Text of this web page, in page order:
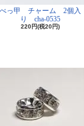
べっ甲 チャーム 2個入
り cha-0535
220円(税20円)